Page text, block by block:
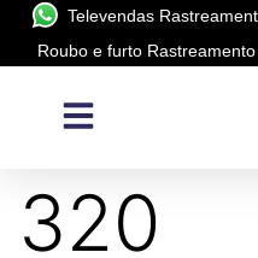
Televendas
Roubo e furto
320